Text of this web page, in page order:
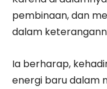
pembinaan, dan
dalam
Ia berharap,
energi baru dalam